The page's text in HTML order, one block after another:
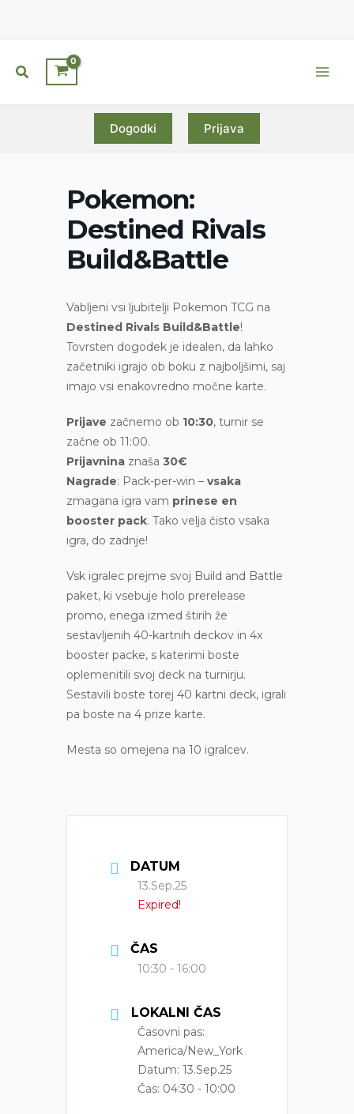
Search
Dogodki Prijava
Pokemon:
Destined Rivals
Build&Battle
Vabljeni vsi ljubitelji Pokemon TCG na
Destined Rivals Build&Battle!
Tovrsten dogodek je idealen, da lahko
začetniki igrajo ob boku z najboljšimi, saj
imajo vsi enakovredno močne karte.
Prijave začnemo ob 10:30, turnir se
začne ob 11:00.
Prijavnina znaša 30€
Nagrade: Pack-per-win – vsaka
zmagana igra vam prinese en
booster pack. Tako velja čisto vsaka
igra, do zadnje!
Vsk igralec prejme svoj Build and Battle
paket, ki vsebuje holo prerelease
promo, enega izmed štirih že
sestavljenih 40-kartnih deckov in 4x
booster packe, s katerimi boste
oplemenitili svoj deck na turnirju.
Sestavili boste torej 40 kartni deck, igrali
pa boste na 4 prize karte.
Mesta so omejena na 10 igralcev.
DATUM
13.Sep.25
Expired!
ČAS
10:30 - 16:00
LOKALNI ČAS
Časovni pas:
America/New_York
Datum: 13.Sep.25
Čas: 04:30 - 10:00